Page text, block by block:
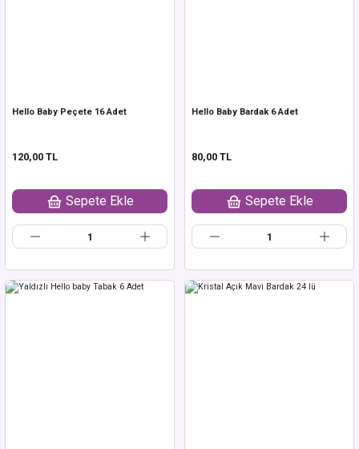
Hello Baby Peçete 16 Adet
120,00 TL
Sepete Ekle
Hello Baby Bardak 6 Adet
80,00 TL
Sepete Ekle